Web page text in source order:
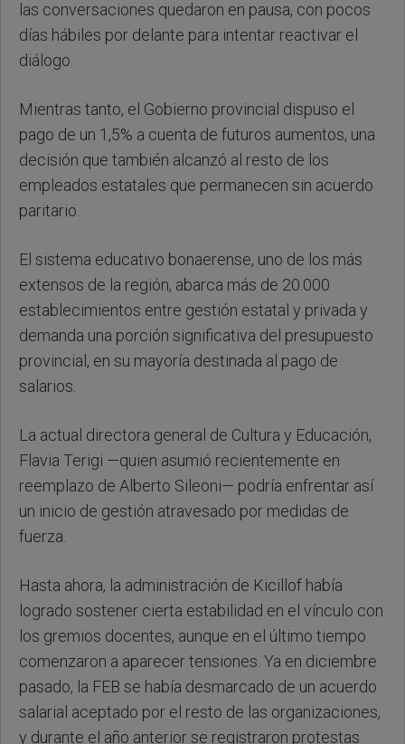
las conversaciones quedaron en pausa, con pocos
días hábiles por delante para intentar reactivar el
diálogo.
Mientras tanto, el Gobierno provincial dispuso el
pago de un 1,5% a cuenta de futuros aumentos, una
decisión que también alcanzó al resto de los
empleados estatales que permanecen sin acuerdo
paritario.
El sistema educativo bonaerense, uno de los más
extensos de la región, abarca más de 20.000
establecimientos entre gestión estatal y privada y
demanda una porción significativa del presupuesto
provincial, en su mayoría destinada al pago de
salarios.
La actual directora general de Cultura y Educación,
Flavia Terigi —quien asumió recientemente en
reemplazo de Alberto Sileoni— podría enfrentar así
un inicio de gestión atravesado por medidas de
fuerza.
Hasta ahora, la administración de Kicillof había
logrado sostener cierta estabilidad en el vínculo con
los gremios docentes, aunque en el último tiempo
comenzaron a aparecer tensiones. Ya en diciembre
pasado, la FEB se había desmarcado de un acuerdo
salarial aceptado por el resto de las organizaciones,
y durante el año anterior se registraron protestas